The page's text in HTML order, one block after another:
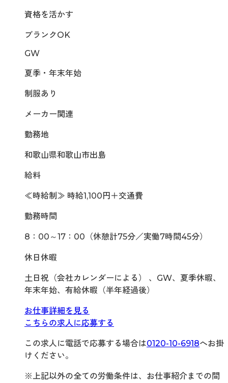
資格を活かす
ブランクOK
GW
夏季・年末年始
制服あり
メーカー関連
勤務地
和歌山県和歌山市出島
給料
≪時給制≫ 時給1,100円＋交通費
勤務時間
8：00～17：00（休憩計75分／実働7時間45分）
休日休暇
土日祝（会社カレンダーによる） 、GW、夏季休暇、
年末年始、有給休暇（半年経過後）
お仕事詳細を見る
こちらの求人に応募する
この求人に電話で応募する場合は0120-10-6918へお掛
けください。
※上記以外の全ての労働条件は、お仕事紹介までの間